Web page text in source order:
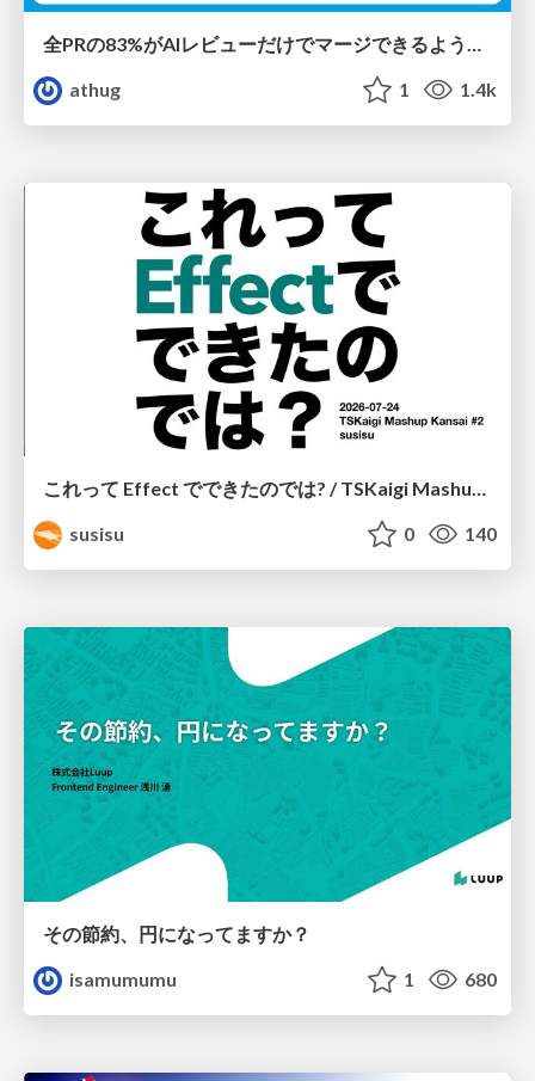
全PRの83%がAIレビューだけでマージできるようになった開発組織はその後どうなったか
athug
1 1.4k
これって Effect でできたのでは? / TSKaigi Mashup Kansai #2
susisu
0 140
その節約、円になってますか？
isamumumu
1 680